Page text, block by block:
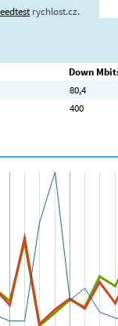
rychlost.cz.
Down
80,4
400